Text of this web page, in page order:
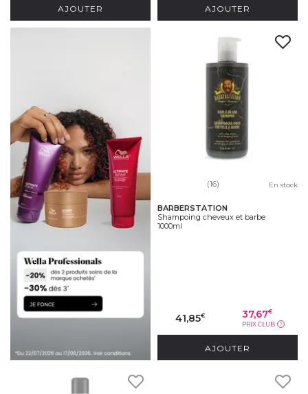
AJOUTER AJOUTER
(16) En stock
BARBERSTATION
Shampoing cheveux et barbe
1000ml
41,85€ 37,67€
PRIX CLUB ?
AJOUTER